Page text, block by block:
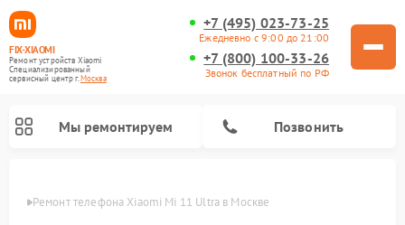
FIX-XIAOMI
Ремонт устройств Xiaomi
Специализированный
cервисный центр г.Москва
+7 (495) 023-73-25
Ежедневно с 9:00 до 21:00
+7 (800) 100-33-26
Звонок бесплатный по РФ
Мы ремонтируем Позвонить
Ремонт телефона Xiaomi Mi 11 Ultra в Москве